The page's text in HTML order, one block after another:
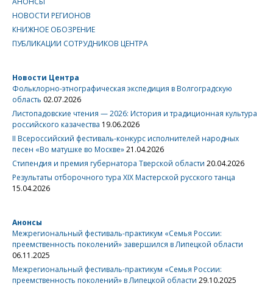
НОВОСТИ РЕГИОНОВ
КНИЖНОЕ ОБОЗРЕНИЕ
ПУБЛИКАЦИИ СОТРУДНИКОВ ЦЕНТРА
Новости Центра
Фольклорно-этнографическая экспедиция в Волгоградскую
область 02.07.2026
Листопадовские чтения — 2026: История и традиционная культура
российского казачества 19.06.2026
II Всероссийский фестиваль-конкурс исполнителей народных
песен «Во матушке во Москве»21.04.2026
Стипендия и премия губернатора Тверской области 20.04.2026
Результаты отборочного тура XIX Мастерской русского танца
15.04.2026
Анонсы
Межрегиональный фестиваль-практикум «Семья России:
преемственность поколений» завершился в Липецкой области
06.11.2025
Межрегиональный фестиваль-практикум «Семья России:
преемственность поколений» в Липецкой области 29.10.2025